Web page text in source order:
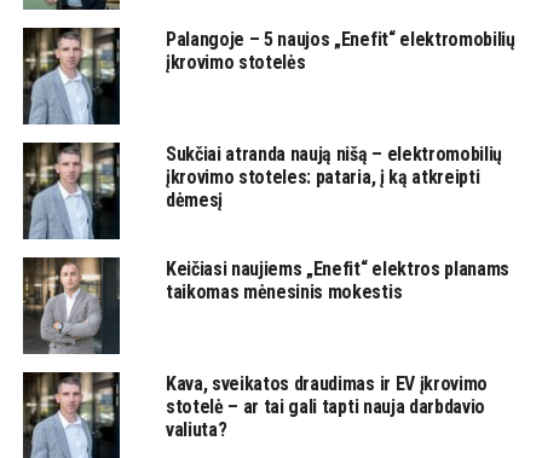
Palangoje – 5 naujos „Enefit“ elektromobilių
įkrovimo stotelės
Sukčiai atranda naują nišą – elektromobilių
įkrovimo stoteles: pataria, į ką atkreipti
dėmesį
Keičiasi naujiems „Enefit“ elektros planams
taikomas mėnesinis mokestis
Kava, sveikatos draudimas ir EV įkrovimo
stotelė – ar tai gali tapti nauja darbdavio
valiuta?